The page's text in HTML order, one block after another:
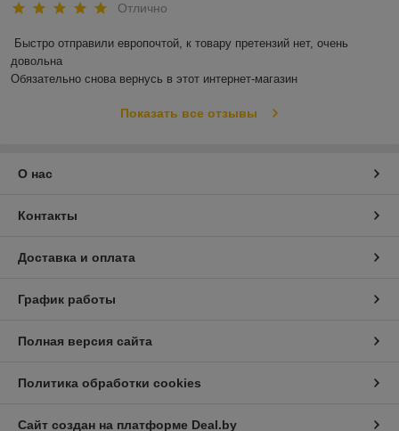
Отлично
Быстро отправили европочтой, к товару претензий нет, очень
довольна
Обязательно снова вернусь в этот интернет-магазин
Показать все отзывы
О нас
Контакты
Доставка и оплата
График работы
Полная версия сайта
Политика обработки cookies
Сайт создан на платформе Deal.by